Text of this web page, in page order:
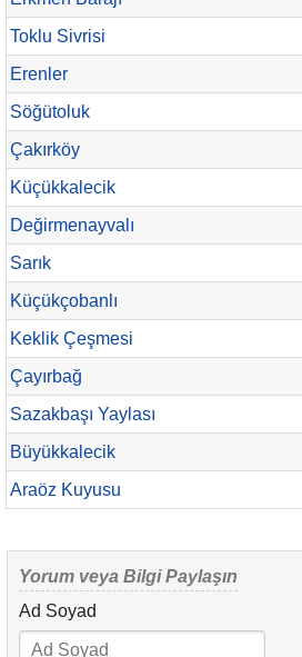
Toklu Sivrisi
Erenler
Söğütoluk
Çakırköy
Küçükkalecik
Değirmenayvalı
Sarık
Küçükçobanlı
Keklik Çeşmesi
Çayırbağ
Sazakbaşı Yaylası
Büyükkalecik
Araöz Kuyusu
Yorum veya Bilgi Paylaşın
Ad Soyad